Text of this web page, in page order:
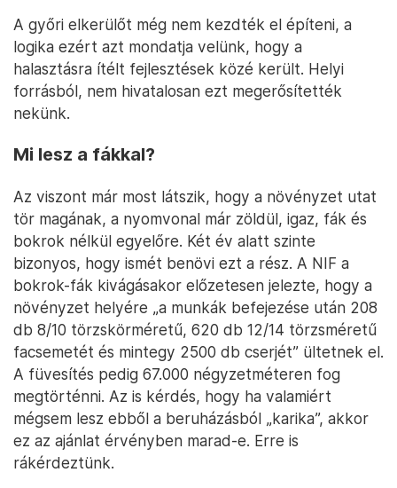
A győri elkerülőt még nem kezdték el építeni, a
logika ezért azt mondatja velünk, hogy a
halasztásra ítélt fejlesztések közé került. Helyi
forrásból, nem hivatalosan ezt megerősítették
nekünk.
Mi lesz a fákkal?
Az viszont már most látszik, hogy a növényzet utat
tör magának, a nyomvonal már zöldül, igaz, fák és
bokrok nélkül egyelőre. Két év alatt szinte
bizonyos, hogy ismét benövi ezt a rész. A NIF a
bokrok-fák kivágásakor előzetesen jelezte, hogy a
növényzet helyére „a munkák befejezése után 208
db 8/10 törzskörméretű, 620 db 12/14 törzsméretű
facsemetét és mintegy 2500 db cserjét” ültetnek el.
A füvesítés pedig 67.000 négyzetméteren fog
megtörténni. Az is kérdés, hogy ha valamiért
mégsem lesz ebből a beruházásból „karika”, akkor
ez az ajánlat érvényben marad-e. Erre is
rákérdeztünk.